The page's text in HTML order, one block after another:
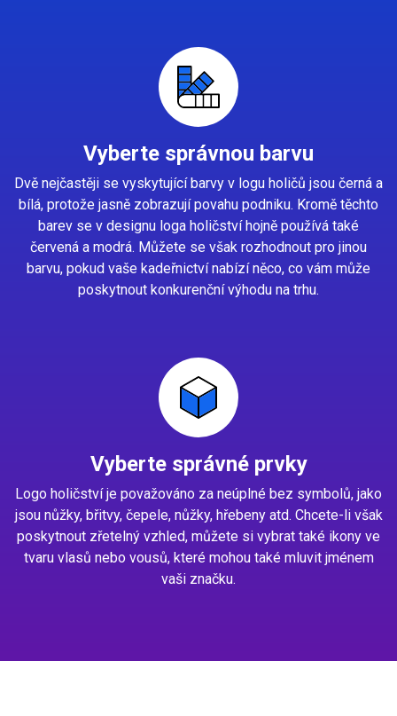
Vyberte správnou barvu
Dvě nejčastěji se vyskytující barvy v logu holičů jsou černá a
bílá, protože jasně zobrazují povahu podniku. Kromě těchto
barev se v designu loga holičství hojně používá také
červená a modrá. Můžete se však rozhodnout pro jinou
barvu, pokud vaše kadeřnictví nabízí něco, co vám může
poskytnout konkurenční výhodu na trhu.
Vyberte správné prvky
Logo holičství je považováno za neúplné bez symbolů, jako
jsou nůžky, břitvy, čepele, nůžky, hřebeny atd. Chcete-li však
poskytnout zřetelný vzhled, můžete si vybrat také ikony ve
tvaru vlasů nebo vousů, které mohou také mluvit jménem
vaši značku.